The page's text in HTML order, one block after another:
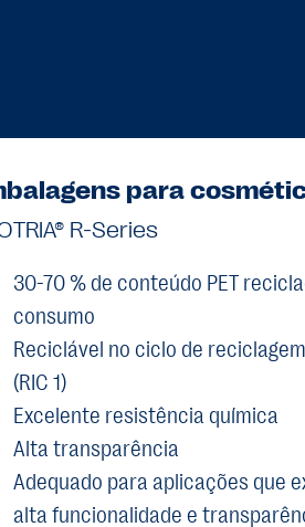
para
R-Series
30-70 % de conteúdo PET
consumo
Reciclável no ciclo de
(RIC 1)
Excelente resistência química
Alta transparência
Adequado para aplicações que
alta funcionalidade e